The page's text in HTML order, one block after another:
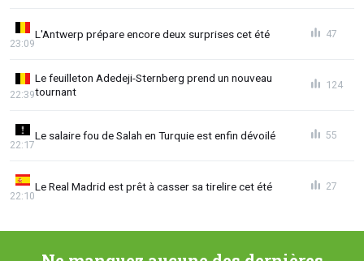
L'Antwerp prépare encore deux surprises cet été
23:09
47
Le feuilleton Adedeji-Sternberg prend un nouveau
tournant
22:39
124
Le salaire fou de Salah en Turquie est enfin dévoilé
22:17
55
Le Real Madrid est prêt à casser sa tirelire cet été
22:10
27